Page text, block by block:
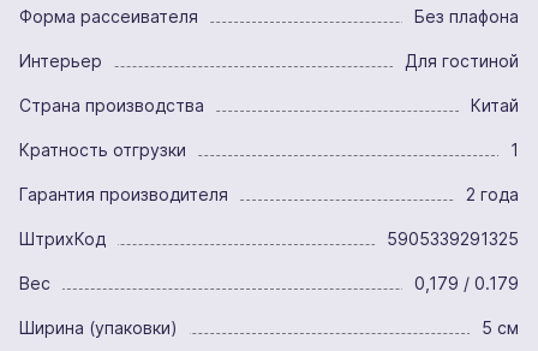
Форма рассеивателя Без плафона
Интерьер Для гостиной
Страна производства Китай
Кратность отгрузки 1
Гарантия производителя 2 года
ШтрихКод 5905339291325
Вес 0,179 / 0.179
Ширина (упаковки) 5 см